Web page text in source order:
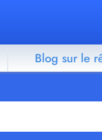
Blog sur le